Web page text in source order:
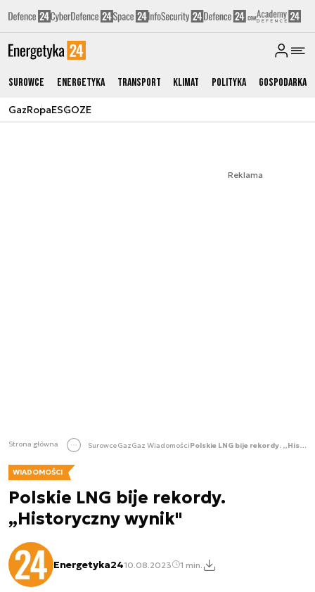
Surowce Energetyka Transport Klimat Polityka Gospodarka
GazRopaESGOZE
Reklama
Strona główna SurowceGazGaz Wiadomości Polskie LNG bije rekordy. „Historyczny wynik"
WIADOMOŚCI
Polskie LNG bije rekordy.
„Historyczny wynik"
Energetyka2410.08.2023 1 min.